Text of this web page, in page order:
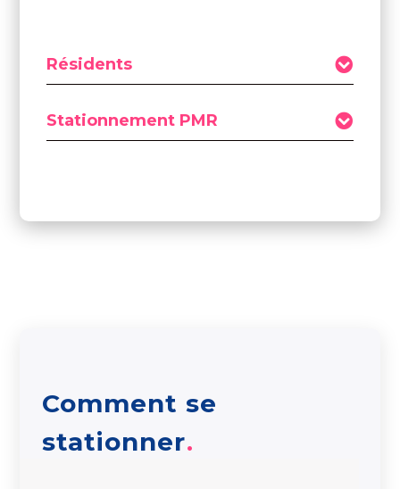
Résidents
Stationnement PMR
Comment se
stationner